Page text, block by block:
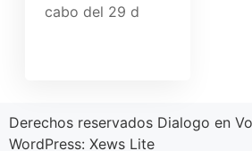
cabo del 29 d
Derechos reservados Dialogo en
WordPress: Xews Lite